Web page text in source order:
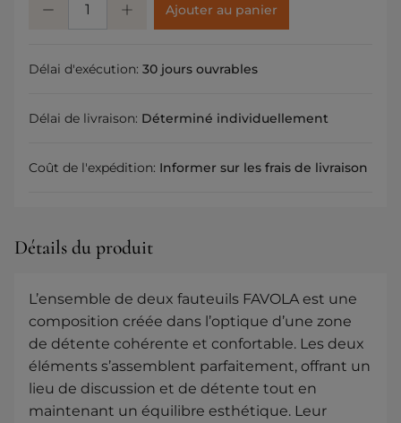
Ajouter au panier
Délai d'exécution: 30 jours ouvrables
Délai de livraison: Déterminé individuellement
Coût de l'expédition: Informer sur les frais de livraison
Détails du produit
L’ensemble de deux fauteuils FAVOLA est une
composition créée dans l’optique d’une zone
de détente cohérente et confortable. Les deux
éléments s’assemblent parfaitement, offrant un
lieu de discussion et de détente tout en
maintenant un équilibre esthétique. Leur